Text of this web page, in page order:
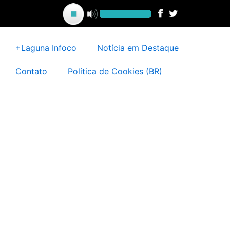
conteúdo
+Laguna Infoco Notícia em Destaque
Contato Política de Cookies (BR)